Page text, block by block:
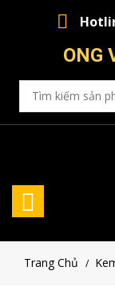
ONG
Trang Chủ /